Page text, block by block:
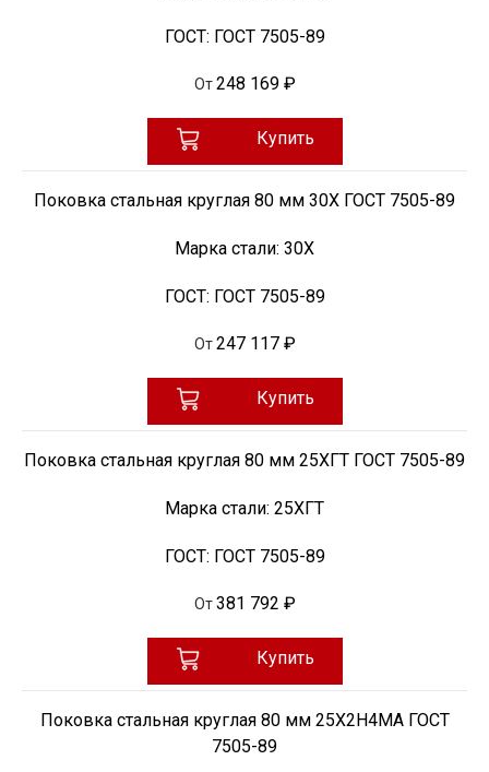
ГОСТ: ГОСТ 7505-89
От 248 169 ₽
Купить
Поковка стальная круглая 80 мм 30Х ГОСТ 7505-89
Марка стали: 30Х
ГОСТ: ГОСТ 7505-89
От 247 117 ₽
Купить
Поковка стальная круглая 80 мм 25ХГТ ГОСТ 7505-89
Марка стали: 25ХГТ
ГОСТ: ГОСТ 7505-89
От 381 792 ₽
Купить
Поковка стальная круглая 80 мм 25Х2Н4МА ГОСТ
7505-89